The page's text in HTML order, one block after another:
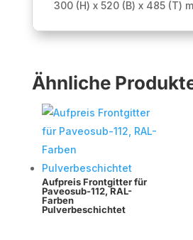
300 (H) x 520 (B) x 485 (T)
Ähnliche
Aufpreis Frontgitter für
Paveosub-112, RAL-
Farben
Pulverbeschichtet